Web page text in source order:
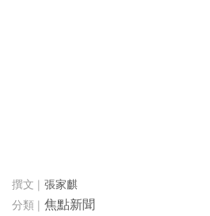
張家麒
焦點新聞